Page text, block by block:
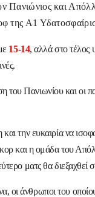
και
της Α1
15-14, αλλά στο τέλος
Πανιωνίου και οι
την ευκαιρία να
και η ομάδα του
ματς θα διεξαχθεί
οι άνθρωποι του